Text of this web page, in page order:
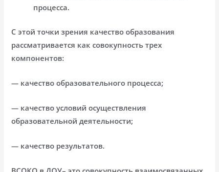
процесса.
С этой точки зрения качество образования
рассматривается как совокупность трех
компонентов:
— качество образовательного процесса;
— качество условий осуществления
образовательной деятельности;
— качество результатов.